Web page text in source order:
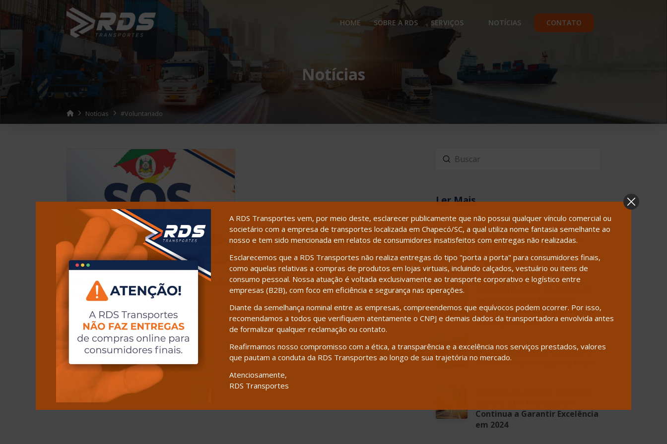
HOME SOBRE A RDS SERVIÇOS NOTÍCIAS CONTATO
Notícias
HomeNotícias #Voluntariado
RDS Transportes em apoio a causa SOS Rio
Grande do Sul!
Na RDS Transportes, acreditamos que a
solidariedade e a união fazem a diferença em
momentos difíceis. Nosso time se mobilizou…
Buscar
Enviar
Ler Mais
JUN. 28, 2024
Celebrando a Conquista do
Transportes!
JAN. 14, 2025
Oportunidades para Otimizar
Suas Operações
O Crescimento do Transporte
Rodoviário de Cargas no Brasil
Continua a Garantir Excelência
em 2024
A RDS Transportes vem, por meio deste, esclarecer publicamente que não possui qualquer vínculo comercial ou
societário com a empresa de transportes localizada em Chapecó/SC, a qual utiliza nome fantasia semelhante ao
nosso e tem sido mencionada em relatos de consumidores insatisfeitos com entregas não realizadas.
Esclarecemos que a RDS Transportes não realiza entregas do tipo "porta a porta" para consumidores finais,
como aquelas relativas a compras de produtos em lojas virtuais, incluindo calçados, vestuário ou itens de
consumo pessoal. Nossa atuação é voltada exclusivamente ao transporte corporativo e logístico entre
empresas (B2B), com foco em eficiência e segurança nas operações.
Diante da semelhança nominal entre as empresas, compreendemos que equívocos podem ocorrer. Por isso,
recomendamos a todos que verifiquem atentamente o CNPJ e demais dados da transportadora envolvida antes
de formalizar qualquer reclamação ou contato.
Reafirmamos nosso compromisso com a ética, a transparência e a excelência nos serviços prestados, valores
que pautam a conduta da RDS Transportes ao longo de sua trajetória no mercado.
Atenciosamente,
RDS Transportes